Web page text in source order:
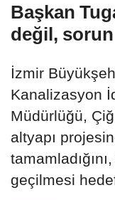
Başkan
değil,
İzmir
Kanalizasyon
Müdürlüğü,
altyapı
geçilmesi